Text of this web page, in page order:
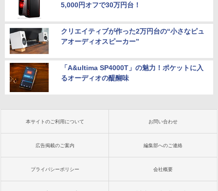
5,000円オフで30万円台！
クリエイティブが作った2万円台の“小さなピュ
アオーディオスピーカー”
「A&ultima SP4000T」の魅力！ポケットに入
るオーディオの醍醐味
本サイトのご利用について お問い合わせ
広告掲載のご案内 編集部へのご連絡
プライバシーポリシー 会社概要